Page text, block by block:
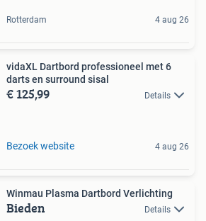
Rotterdam 4 aug 26
vidaXL Dartbord professioneel met 6
darts en surround sisal
€ 125,99 Details
Bezoek website 4 aug 26
Winmau Plasma Dartbord Verlichting
Bieden Details